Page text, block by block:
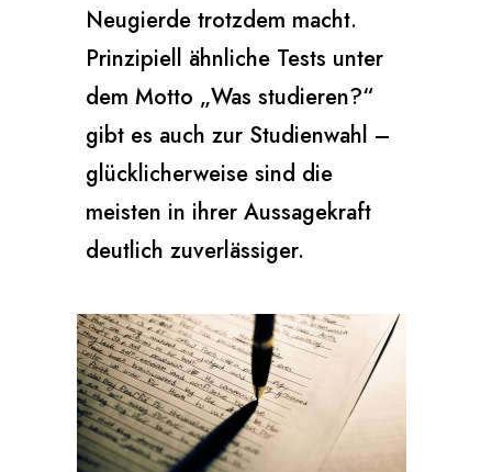
Neugierde trotzdem macht.
Prinzipiell ähnliche Tests unter
dem Motto „Was studieren?“
gibt es auch zur Studienwahl –
glücklicherweise sind die
meisten in ihrer Aussagekraft
deutlich zuverlässiger.